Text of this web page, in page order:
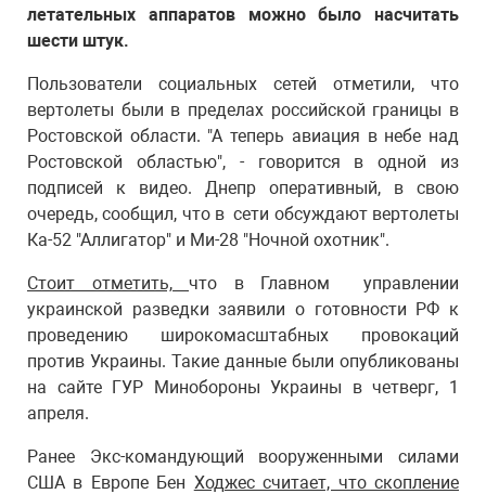
летательных аппаратов можно было насчитать
шести штук.
Пользователи социальных сетей отметили, что
вертолеты были в пределах российской границы в
Ростовской области. "А теперь авиация в небе над
Ростовской областью", - говорится в одной из
подписей к видео. Днепр оперативный, в свою
очередь, сообщил, что в сети обсуждают вертолеты
Ка-52 "Аллигатор" и Ми-28 "Ночной охотник".
Стоит отметить, что в Главном управлении
украинской разведки заявили о готовности РФ к
проведению широкомасштабных провокаций
против Украины. Такие данные были опубликованы
на сайте ГУР Минобороны Украины в четверг, 1
апреля.
Ранее Экс-командующий вооруженными силами
США в Европе Бен Ходжес считает, что скопление